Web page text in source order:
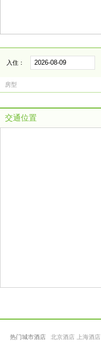
入住：
房型
交通位置
热门城市酒店 北京酒店 上海酒店